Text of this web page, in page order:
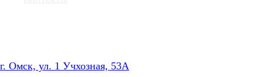
г. Омск, ул. 1 Учхозная, 53А